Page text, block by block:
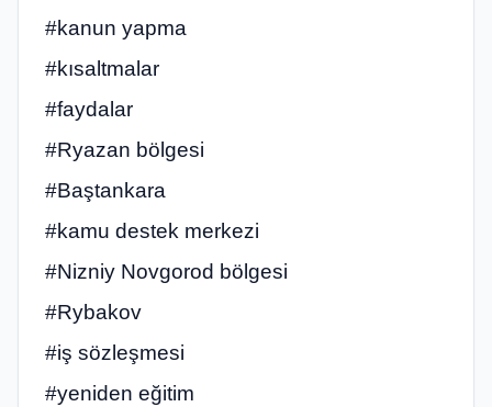
#kanun yapma
#kısaltmalar
#faydalar
#Ryazan bölgesi
#Baştankara
#kamu destek merkezi
#Nizniy Novgorod bölgesi
#Rybakov
#iş sözleşmesi
#yeniden eğitim